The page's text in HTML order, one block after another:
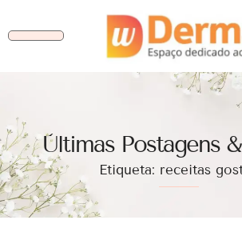
Ùltimas Postagens
Etiqueta: receitas